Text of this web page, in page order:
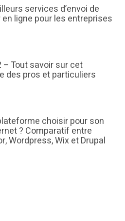
services d’envoi de
ligne pour les entreprises
– Tout savoir sur cet
des pros et particuliers
choisir pour son
? Comparatif entre
Wordpress, Wix et Drupal